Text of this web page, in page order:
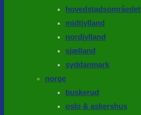
hovedstadsområedet
midtjylland
nordjylland
sjælland
syddanmark
norge
buskerud
oslo & askershus